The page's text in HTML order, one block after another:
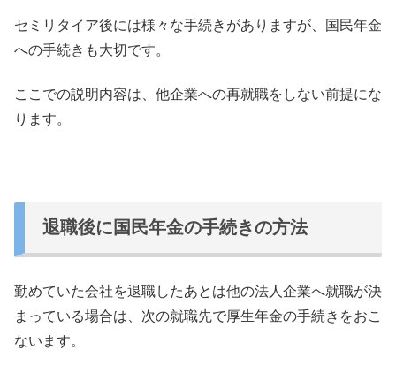
セミリタイア後には様々な手続きがありますが、
国民年金
への手続きも大切です。
ここでの説明内容は、他企業への再就職をしない前提にな
ります。
退職後に国民年金の手続きの方法
勤めていた会社を退職したあとは他の法人企業へ就職が決
まっている場合は、次の就職先で厚生年金の手続きをおこ
ないます。